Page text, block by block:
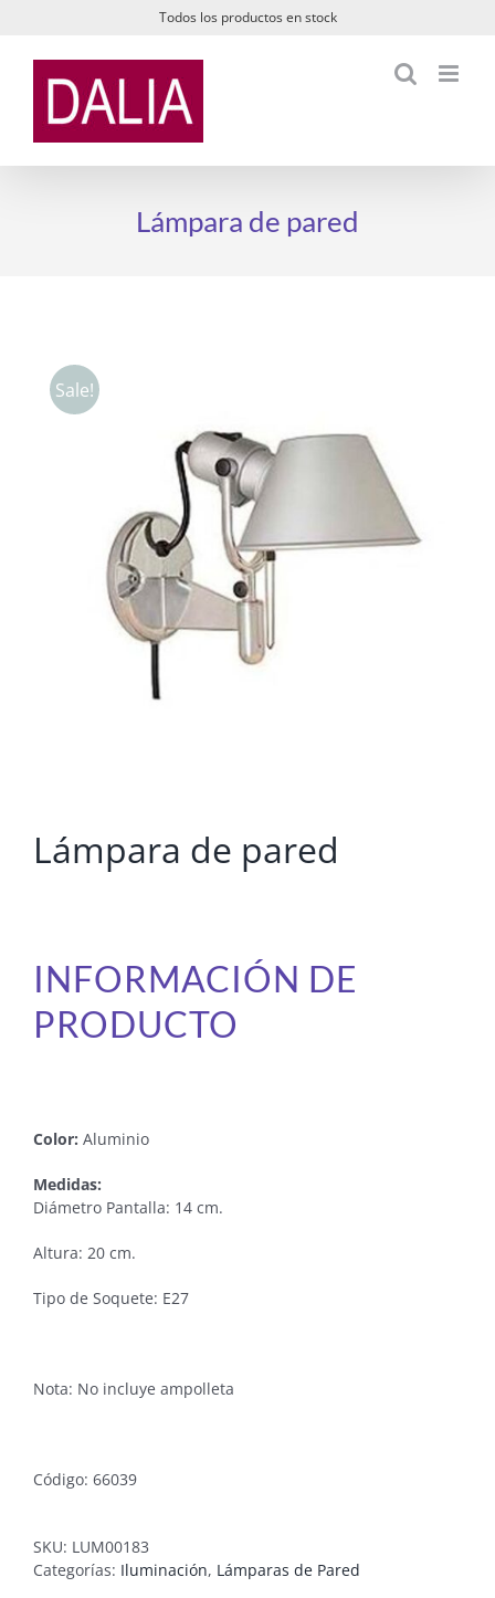
contenido
Todos los productos en stock
Lámpara de pared
Sale!
Lámpara de pared
INFORMACIÓN DE
PRODUCTO
Color: Aluminio
Medidas:
Diámetro Pantalla: 14 cm.
Altura: 20 cm.
Tipo de Soquete: E27
Nota: No incluye ampolleta
Código: 66039
SKU: LUM00183
Categorías: Iluminación, Lámparas de Pared